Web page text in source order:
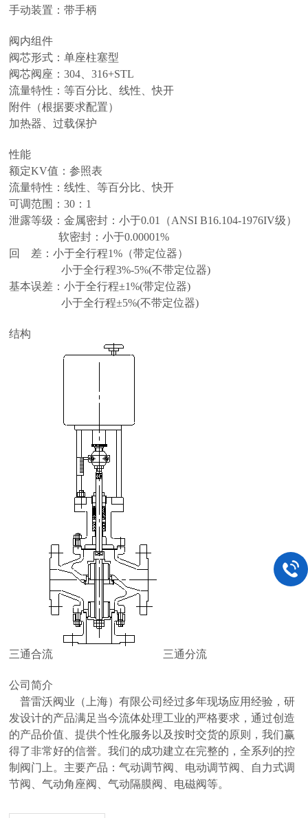
手动装置：带手柄
阀内组件
阀芯形式：单座柱塞型
阀芯阀座：304、316+STL
流量特性：等百分比、线性、快开
附件（根据要求配置）
加热器、过载保护
性能
额定KV值：参照表
流量特性：线性、等百分比、快开
可调范围：30：1
泄露等级：金属密封：小于0.01（ANSI B16.104-1976IV级）
软密封：小于0.00001%
回 差：小于全行程1%（带定位器）
小于全行程3%-5%(不带定位器)
基本误差：小于全行程±1%(带定位器)
小于全行程±5%(不带定位器)
结构
三通合流 三通分流
公司简介
普雷沃阀业（上海）有限公司经过多年现场应用经验，研
发设计的产品满足当今流体处理工业的严格要求，通过创造
的产品价值、提供个性化服务以及按时交货的原则，我们赢
得了非常好的信誉。我们的成功建立在完整的，全系列的控
制阀门上。主要产品：气动调节阀、电动调节阀、自力式调
节阀、气动角座阀、气动隔膜阀、电磁阀等。